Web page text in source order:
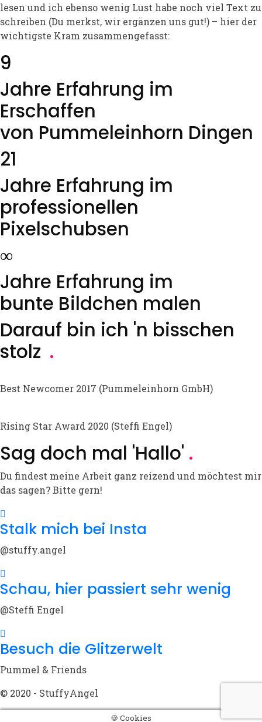
lesen und ich ebenso wenig Lust habe noch viel Text zu
schreiben (Du merkst, wir ergänzen uns gut!) – hier der
wichtigste Kram zusammengefasst:
9
Jahre Erfahrung im
Erschaffen
von Pummeleinhorn Dingen
21
Jahre Erfahrung im
professionellen
Pixelschubsen
∞
Jahre Erfahrung im
bunte Bildchen malen
Darauf bin ich 'n bisschen
stolz .
Best Newcomer 2017 (Pummeleinhorn GmbH)
Rising Star Award 2020 (Steffi Engel)
Sag doch mal 'Hallo' .
Du findest meine Arbeit ganz reizend und möchtest mir
das sagen? Bitte gern!
Stalk mich bei Insta
@stuffy.angel
Schau, hier passiert sehr wenig
@Steffi Engel
Besuch die Glitzerwelt
Pummel & Friends
© 2020 - StuffyAngel
🍪 Cookies